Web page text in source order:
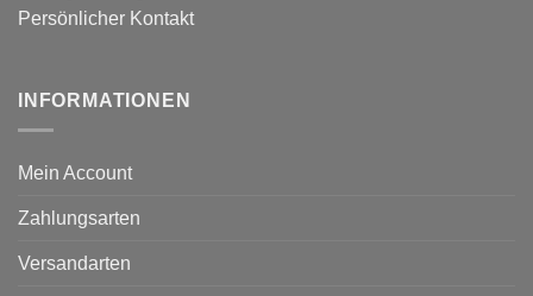
Persönlicher Kontakt
INFORMATIONEN
Mein Account
Zahlungsarten
Versandarten